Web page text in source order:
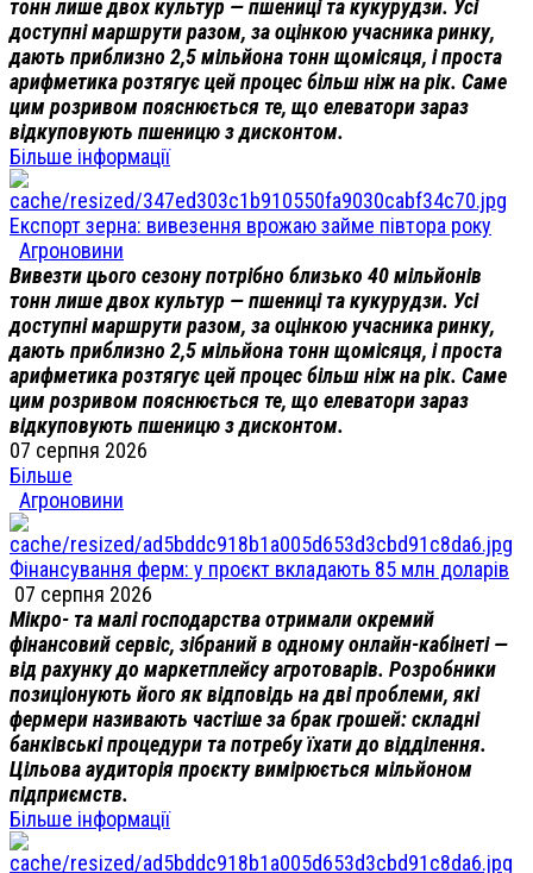
тонн лише двох культур — пшениці та кукурудзи. Усі
доступні маршрути разом, за оцінкою учасника ринку,
дають приблизно 2,5 мільйона тонн щомісяця, і проста
арифметика розтягує цей процес більш ніж на рік. Саме
цим розривом пояснюється те, що елеватори зараз
відкуповують пшеницю з дисконтом.
Більше інформації
Експорт зерна: вивезення врожаю займе півтора року
Агроновини
Вивезти цього сезону потрібно близько 40 мільйонів
тонн лише двох культур — пшениці та кукурудзи. Усі
доступні маршрути разом, за оцінкою учасника ринку,
дають приблизно 2,5 мільйона тонн щомісяця, і проста
арифметика розтягує цей процес більш ніж на рік. Саме
цим розривом пояснюється те, що елеватори зараз
відкуповують пшеницю з дисконтом.
07 серпня 2026
Більше
Агроновини
Фінансування ферм: у проєкт вкладають 85 млн доларів
07 серпня 2026
Мікро- та малі господарства отримали окремий
фінансовий сервіс, зібраний в одному онлайн-кабінеті —
від рахунку до маркетплейсу агротоварів. Розробники
позиціонують його як відповідь на дві проблеми, які
фермери називають частіше за брак грошей: складні
банківські процедури та потребу їхати до відділення.
Цільова аудиторія проєкту вимірюється мільйоном
підприємств.
Більше інформації